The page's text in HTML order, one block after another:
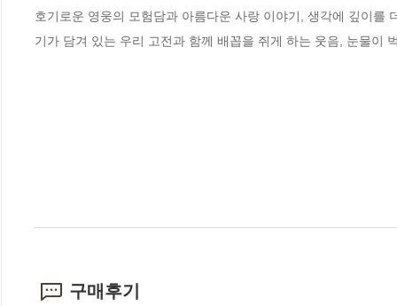
호기로운 영웅의 모험담과 아름다운 사랑 이야기, 생각에 깊이를
기가 담겨 있는 우리 고전과 함께 배꼽을 쥐게 하는 웃음, 눈물이
구매후기